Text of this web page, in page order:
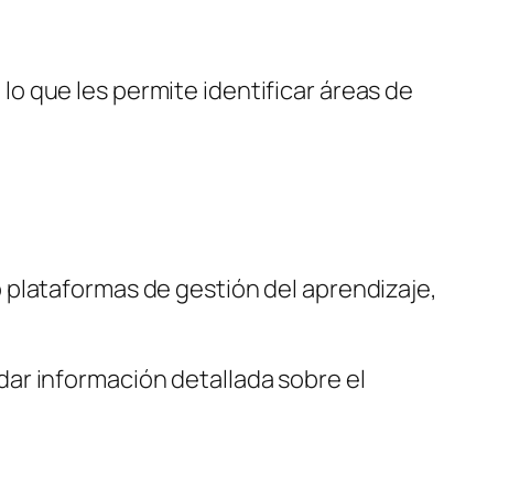
que les permite identificar áreas de
de gestión del aprendizaje,
información detallada sobre el